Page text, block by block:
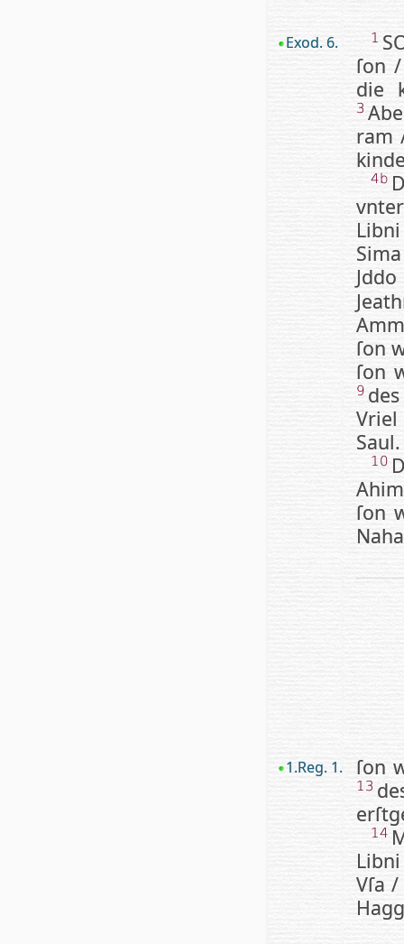
Exod. 6. 1
ſon
die
3
ram
4b
ſon
ſon
9
Saul.
10
ſon
1.Reg. 1. ſon
13
14
Vſa